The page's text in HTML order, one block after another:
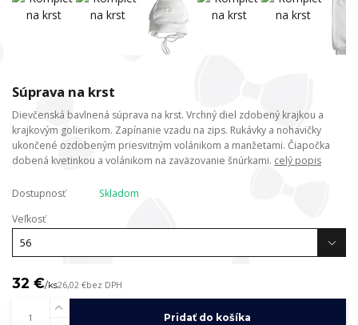
Súprava na krst
Dievčenská bavlnená súprava na krst. Vrchný diel zdobený krajkou a
krajkovým golierikom. Zapínanie vzadu na zips. Rukávky a nohavičky
ukončené ozdobeným priesvitným volánikom a manžetami. Čiapočka
dobená kvetinkou a volánikom na zaväzovanie šnúrkami. celý popis
Dostupnosť
Skladom
Veľkosť
32 €/ks26,02 €bez DPH
Pridať do košíka